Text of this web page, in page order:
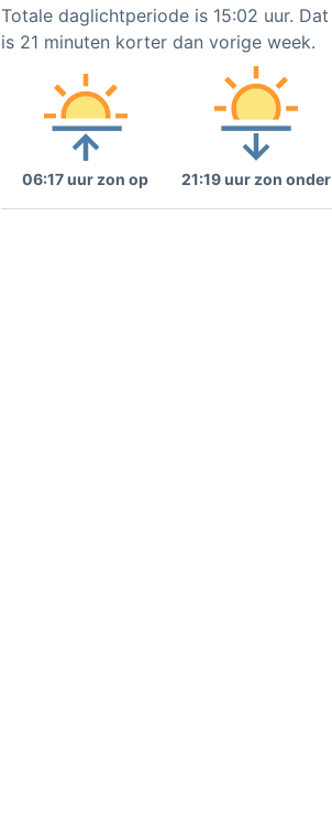
Totale daglichtperiode is 15:02 uur. Dat
is 21 minuten korter dan vorige week.
06:17 uur zon op 21:19 uur zon onder